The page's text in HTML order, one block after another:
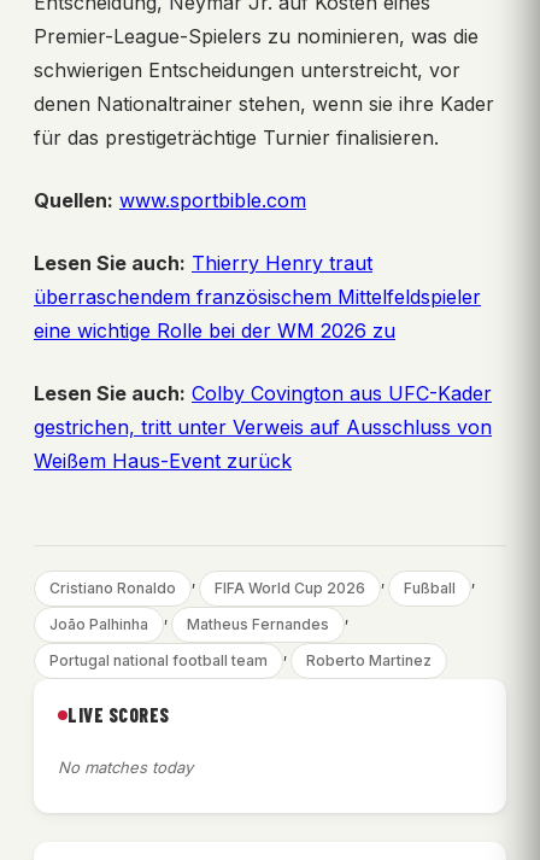
Premier-League-Spielers zu nominieren, was die
schwierigen Entscheidungen unterstreicht, vor
denen Nationaltrainer stehen, wenn sie ihre Kader
für das prestigeträchtige Turnier finalisieren.
Quellen: www.sportbible.com
Lesen Sie auch: Thierry Henry traut
überraschendem französischem Mittelfeldspieler
eine wichtige Rolle bei der WM 2026 zu
Lesen Sie auch: Colby Covington aus UFC-Kader
gestrichen, tritt unter Verweis auf Ausschluss von
Weißem Haus-Event zurück
Cristiano Ronaldo , FIFA World Cup 2026 , Fußball ,
João Palhinha , Matheus Fernandes ,
Portugal national football team , Roberto Martinez
LIVE SCORES
No matches today